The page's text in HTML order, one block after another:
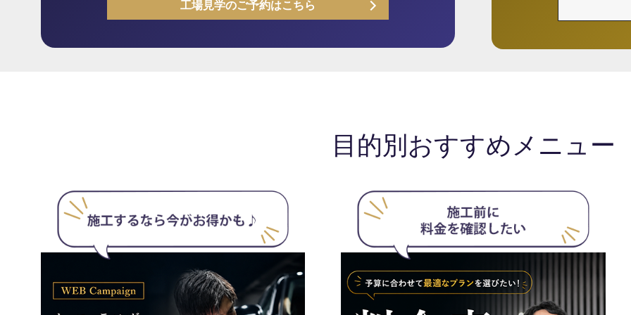
工場見学のご予約はこちら
目的別おすすめメニュー